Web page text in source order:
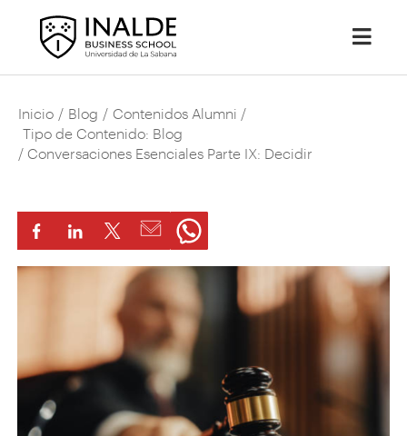
Inicio / Blog / Contenidos Alumni /
Tipo de Contenido: Blog
/ Conversaciones Esenciales Parte IX: Decidir